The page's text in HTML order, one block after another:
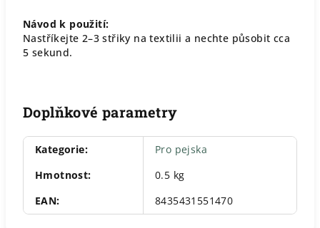
Návod k použití:
Nastříkejte 2–3 střiky na textilii a nechte působit cca
5 sekund.
Doplňkové parametry
Kategorie:
Pro pejska
Hmotnost:
0.5 kg
EAN: 8435431551470